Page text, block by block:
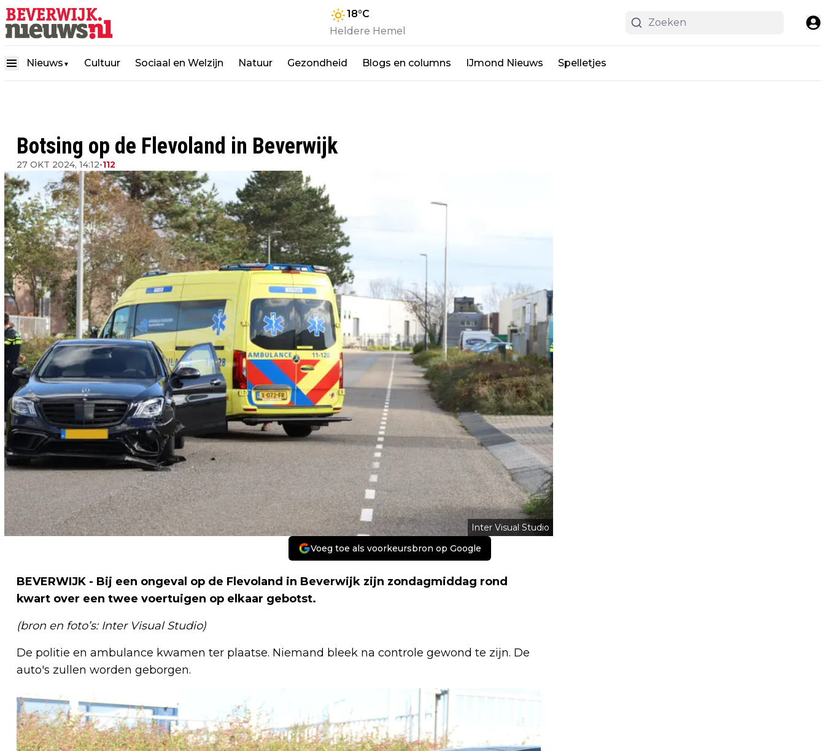
18°C
Heldere Hemel
Nieuws ▼ Cultuur Sociaal en Welzijn Natuur Gezondheid Blogs en columns IJmond Nieuws Spelletjes
Botsing op de Flevoland in Beverwijk
27 OKT 2024, 14:12•112
Inter Visual Studio
Voeg toe als voorkeursbron op Google
BEVERWIJK - Bij een ongeval op de Flevoland in Beverwijk zijn zondagmiddag rond
kwart over een twee voertuigen op elkaar gebotst.
(bron en foto’s: Inter Visual Studio)
De politie en ambulance kwamen ter plaatse. Niemand bleek na controle gewond te zijn. De
auto's zullen worden geborgen.